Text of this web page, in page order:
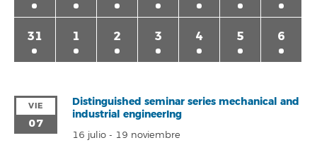
31 1 2 3 4 5 6
VIE
07
Distinguished seminar series mechanical and
industrial engineerIng
16 julio- 19 noviembre